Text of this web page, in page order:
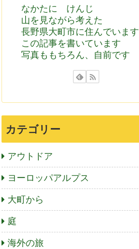
なかたに けんじ
山を見ながら考えた
長野県大町市に住んでいます
この記事を書いています
写真ももちろん、自前です
カテゴリー
アウトドア
ヨーロッパアルプス
大町から
庭
海外の旅